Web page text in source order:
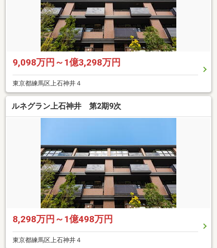
9,098万円～1億3,298万円
東京都練馬区上石神井４
ルネグラン上石神井 第2期9次
8,298万円～1億498万円
東京都練馬区上石神井４